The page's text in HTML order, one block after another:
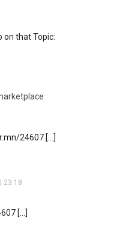
on that Topic:
24607 […]
23:18
[…]